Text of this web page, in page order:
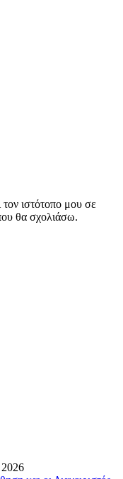
ιστότοπο μου σε
θα σχολιάσω.
2026